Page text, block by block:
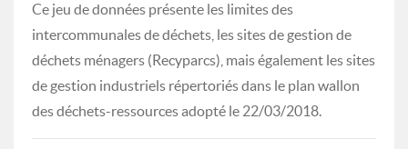
Ce jeu de données présente les limites des
intercommunales de déchets, les sites de gestion de
déchets ménagers (Recyparcs), mais également les sites
de gestion industriels répertoriés dans le plan wallon
des déchets-ressources adopté le 22/03/2018.